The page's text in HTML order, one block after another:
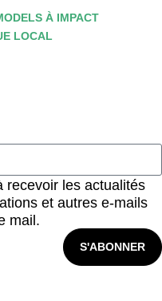
À IMPACT
LOCAL
recevoir les actualités
et autres e-mails
mail.
S'ABONNER